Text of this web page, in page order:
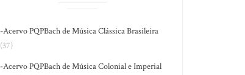
-Acervo PQPBach de Música Clássica Brasileira
(37)
-Acervo PQPBach de Música Colonial e Imperial